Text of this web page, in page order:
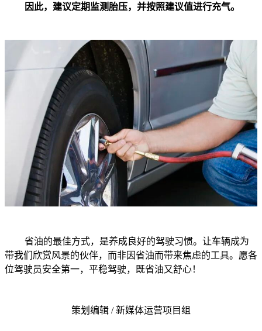
因此，建议定期监测胎压，并按照建议值进行充气。
省油的最佳方式，是养成良好的驾驶习惯。让车辆成为
带我们欣赏风景的伙伴，而非因省油而带来焦虑的工具。愿各
位驾驶员安全第一，平稳驾驶，既省油又舒心！
策划编辑 / 新媒体运营项目组